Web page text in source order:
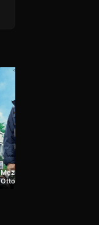
Mężczyzna imieniem
Otto